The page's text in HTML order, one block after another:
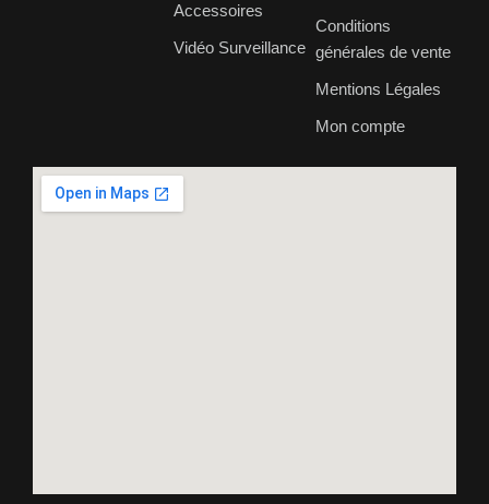
Accessoires
Vidéo Surveillance
Conditions
générales de vente
Mentions Légales
Mon compte